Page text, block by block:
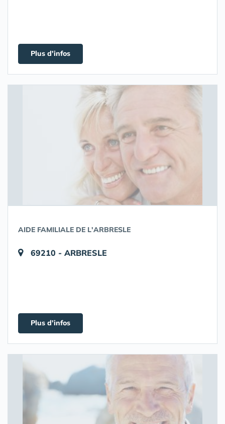
Plus d'infos
AIDE FAMILIALE DE L'ARBRESLE
69210 - ARBRESLE
Plus d'infos